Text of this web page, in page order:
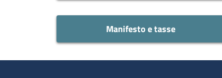
Manifesto e tasse